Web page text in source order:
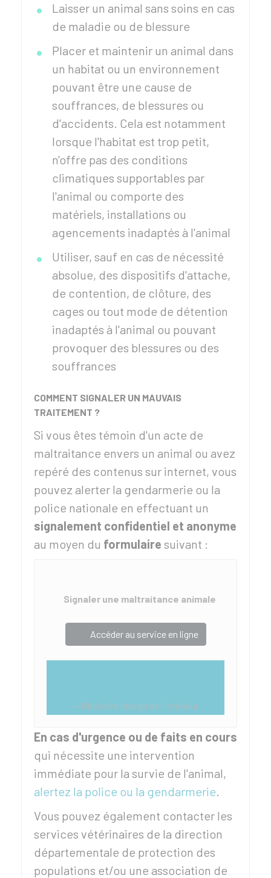
Laisser un animal sans soins en cas
de maladie ou de blessure
Placer et maintenir un animal dans
un habitat ou un environnement
pouvant être une cause de
souffrances, de blessures ou
d'accidents. Cela est notamment
lorsque l'habitat est trop petit,
n'offre pas des conditions
climatiques supportables par
l'animal ou comporte des
matériels, installations ou
agencements inadaptés à l'animal
Utiliser, sauf en cas de nécessité
absolue, des dispositifs d'attache,
de contention, de clôture, des
cages ou tout mode de détention
inadaptés à l'animal ou pouvant
provoquer des blessures ou des
souffrances
COMMENT SIGNALER UN MAUVAIS
TRAITEMENT ?
Si vous êtes témoin d'un acte de
maltraitance envers un animal ou avez
repéré des contenus sur internet, vous
pouvez alerter la gendarmerie ou la
police nationale en effectuant un
signalement confidentiel et anonyme
au moyen du formulaire suivant :
Signaler une maltraitance animale
Accéder au service en ligne
Ministère chargé de l'intérieur
En cas d'urgence ou de faits en cours
qui nécessite une intervention
immédiate pour la survie de l'animal,
alertez la police ou la gendarmerie.
Vous pouvez également contacter les
services vétérinaires de la direction
départementale de protection des
populations et/ou une association de